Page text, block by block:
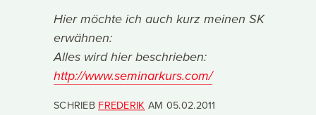
Hier möchte ich auch kurz meinen SK
erwähnen:
Alles wird hier beschrieben:
http://www.seminarkurs.com/
SCHRIEB FREDERIK AM 05.02.2011